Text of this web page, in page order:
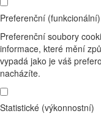
Preferenční (funkcionální)
Preferenční soubory
informace, které mění
vypadá jako je váš
nacházíte.
Statistické (výkonnostní)